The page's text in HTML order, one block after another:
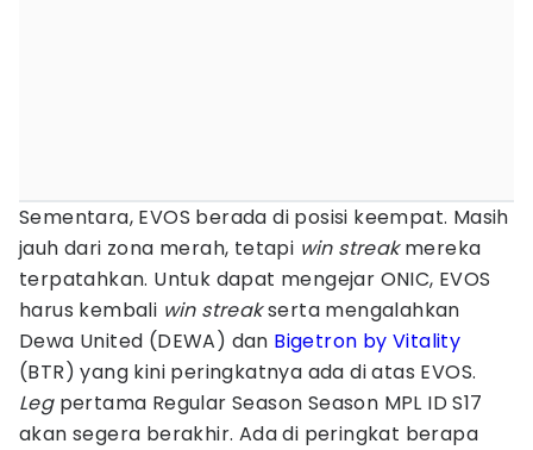
Sementara, EVOS berada di posisi keempat. Masih
jauh dari zona merah, tetapi win streakmereka
terpatahkan. Untuk dapat mengejar ONIC, EVOS
harus kembali win streakserta mengalahkan
Dewa United (DEWA) dan Bigetron by Vitality
(BTR) yang kini peringkatnya ada di atas EVOS.
Legpertama Regular Season Season MPL ID S17
akan segera berakhir. Ada di peringkat berapa